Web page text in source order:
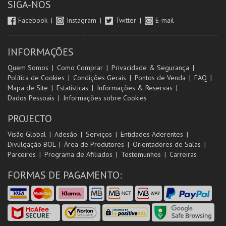
SIGA-NOS
Facebook Instagram Twitter E-mail
INFORMAÇÕES
Quem Somos Como Comprar
Privacidade & Segurança
Política de Cookies
Condições Gerais Pontos de Venda
FAQ
Mapa de Site
Estatísticas
Informações & Reservas
Dados Pessoais
Informações sobre Cookies
PROJECTO
Visão Global Adesão Serviços
Entidades Aderentes
Divulgação BOL
Área de Produtores
Orientadores de Salas
Parceiros
Programa de Afiliados Testemunhos Carreiras
FORMAS DE PAGAMENTO: